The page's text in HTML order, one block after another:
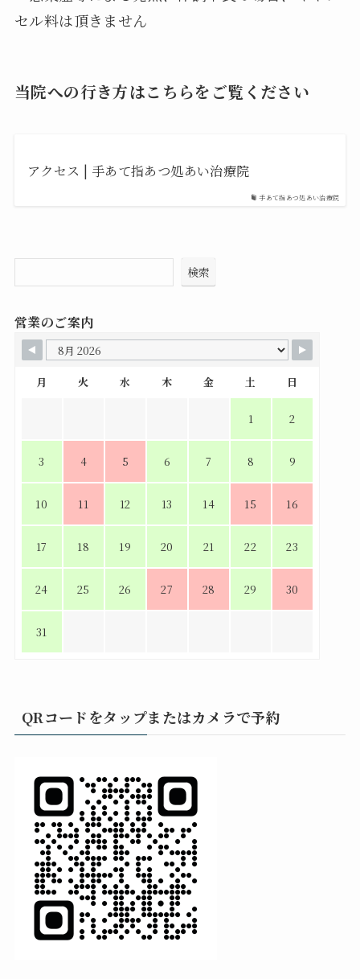
セル料は頂きません
当院への行き方はこちらをご覧ください
手あて指あつ処あい治療院
アクセス | 手あて指あつ処あい治療院
検索
営業のご案内
月 火 水 木 金 土 日
1 2
3 4 5 6 7 8 9
10 11 12 13 14 15 16
17 18 19 20 21 22 23
24 25 26 27 28 29 30
31
QRコードをタップまたはカメラで予約